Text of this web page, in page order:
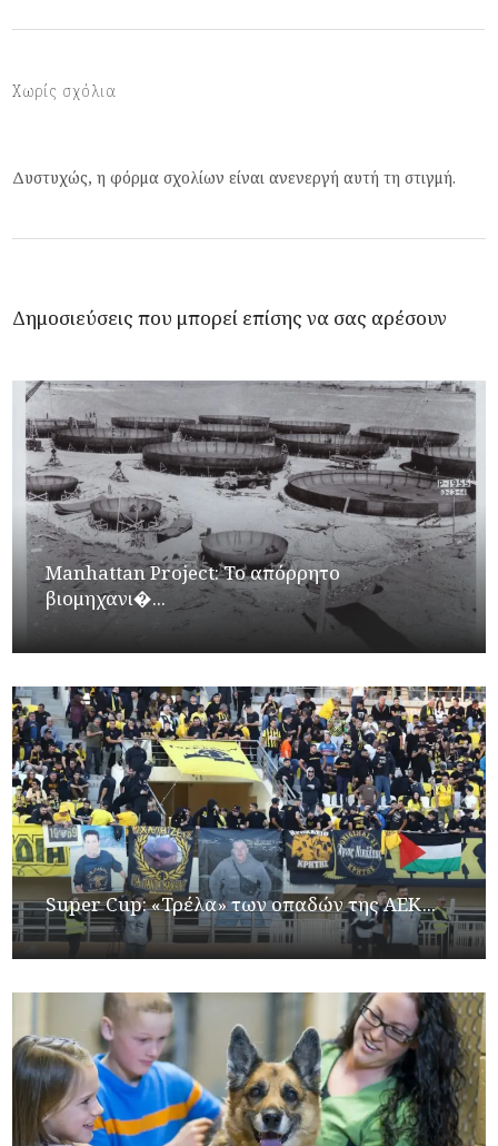
Χωρίς σχόλια
Δυστυχώς, η φόρμα σχολίων είναι ανενεργή αυτή τη στιγμή.
Δημοσιεύσεις που μπορεί επίσης να σας αρέσουν
Manhattan Project: Το απόρρητο
βιομηχανι�...
Super Cup: «Τρέλα» των οπαδών της ΑΕΚ...